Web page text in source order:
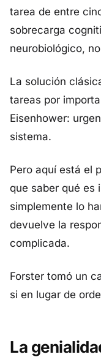
tarea de entre
sobrecarga
neurobiológico,
La solución
tareas por
Eisenhower:
sistema.
Pero aquí está el
que saber qué es
simplemente lo
devuelve la
complicada.
Forster tomó un
si en lugar de
La